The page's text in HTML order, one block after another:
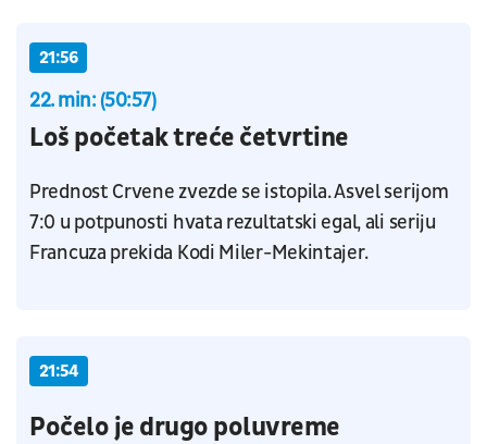
21:56
22. min: (50:57)
Loš početak treće četvrtine
Prednost Crvene zvezde se istopila. Asvel serijom
7:0 u potpunosti hvata rezultatski egal, ali seriju
Francuza prekida Kodi Miler-Mekintajer.
21:54
Počelo je drugo poluvreme